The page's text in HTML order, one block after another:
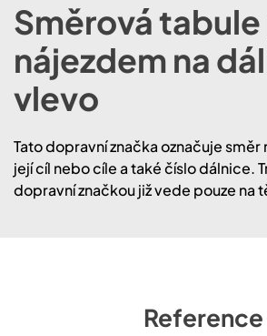
Směrová
nájezdem na
vlevo
Tato dopravní značka označuje směr
její cíl nebo cíle a také číslo dálnice.
dopravní značkou již vede pouze na
Reference